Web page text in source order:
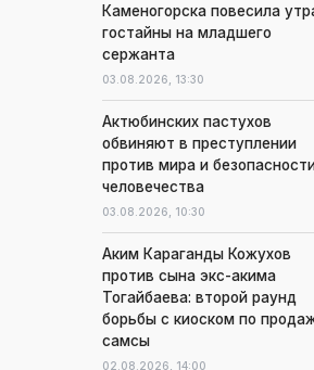
Каменогорска повесила
гостайны на младшего
сержанта
03.08.2026, 13:30
Актюбинских пастухов
обвиняют в преступлении
против мира и
человечества
03.08.2026, 10:30
Аким Караганды Кожухов
против сына экс-акима
Тогайбаева: второй раунд
борьбы с киоском по
самсы
02.08.2026, 14:00